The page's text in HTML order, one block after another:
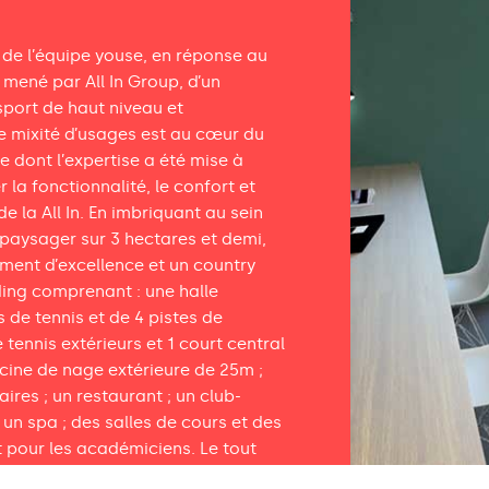
l’équipe youse, en réponse au
par All In Group, d’un
de haut niveau et
mixité d’usages est au cœur du
dont l’expertise a été mise à
la fonctionnalité, le confort et
la All In. En imbriquant au sein
sur 3 hectares et demi,
d’excellence et un country
comprenant : une halle
de tennis et de 4 pistes de
tennis extérieurs et 1 court central
de nage extérieure de 25m ;
; un restaurant ; un club-
spa ; des salles de cours et des
pour les académiciens. Le tout